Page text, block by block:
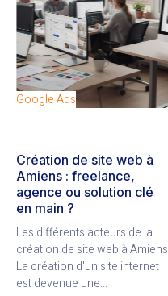
Google Ads
Création de site web à
Amiens : freelance,
agence ou solution clé
en main ?
Les différents acteurs de la
création de site web à Amiens
La création d'un site internet
est devenue une...